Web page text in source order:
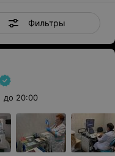
Фильтры
до 20:00